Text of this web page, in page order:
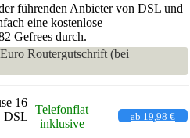
führenden Anbieter von DSL und
eine kostenlose
Gefrees durch.
Routergutschrift (bei
16
DSL
Telefonflat
inklusive
ab 19,98 €